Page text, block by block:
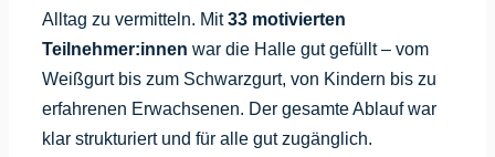
Alltag zu vermitteln. Mit33 motivierten
Teilnehmer:innen war die Halle gut gefüllt – vom
Weißgurt bis zum Schwarzgurt, von Kindern bis zu
erfahrenen Erwachsenen. Der gesamte Ablauf war
klar strukturiert und für alle gut zugänglich.